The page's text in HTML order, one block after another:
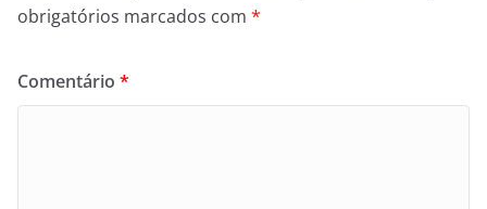
obrigatórios marcados com *
Comentário *